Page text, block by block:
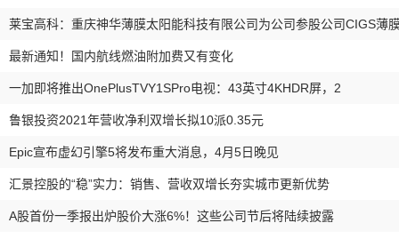
莱宝高科：重庆神华薄膜太阳能科技有限公司为公司参股公司CIGS薄
最新通知！国内航线燃油附加费又有变化
一加即将推出OnePlusTVY1SPro电视：43英寸4KHDR屏，2
鲁银投资2021年营收净利双增长拟10派0.35元
Epic宣布虚幻引擎5将发布重大消息，4月5日晚见
汇景控股的“稳”实力：销售、营收双增长夯实城市更新优势
A股首份一季报出炉股价大涨6%！这些公司节后将陆续披露